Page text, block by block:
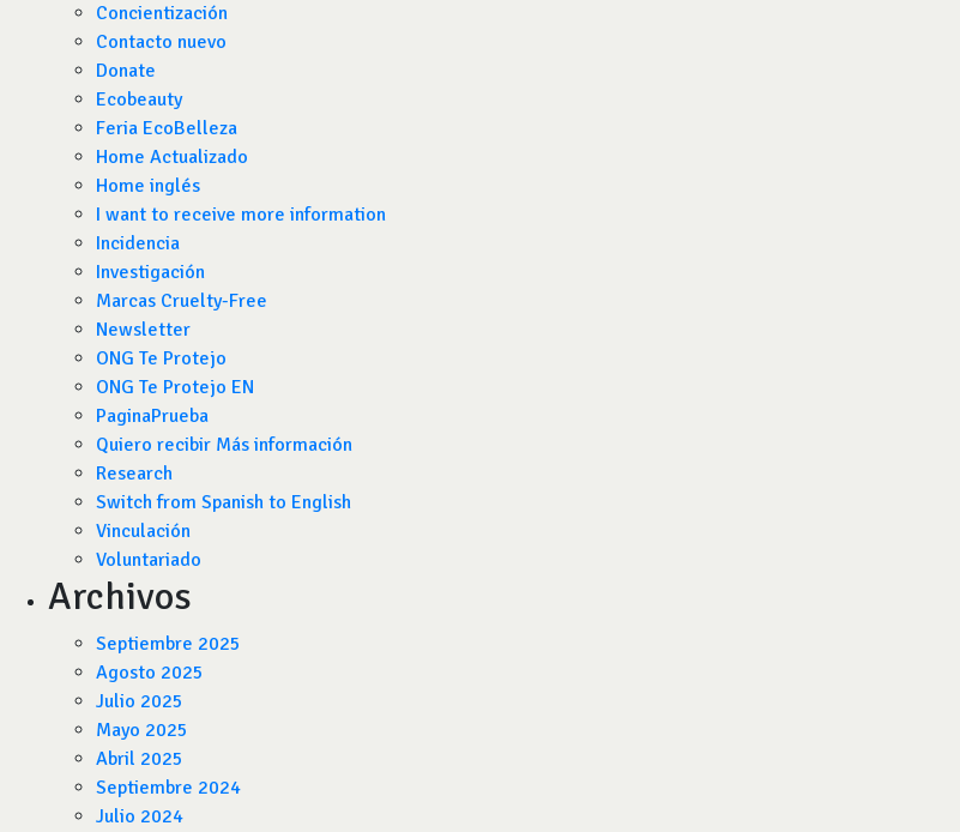
Concientización
Contacto nuevo
Donate
Ecobeauty
Feria EcoBelleza
Home Actualizado
Home inglés
I want to receive more information
Incidencia
Investigación
Marcas Cruelty-Free
Newsletter
ONG Te Protejo
ONG Te Protejo EN
PaginaPrueba
Quiero recibir Más información
Research
Switch from Spanish to English
Vinculación
Voluntariado
Archivos
Septiembre 2025
Agosto 2025
Julio 2025
Mayo 2025
Abril 2025
Septiembre 2024
Julio 2024